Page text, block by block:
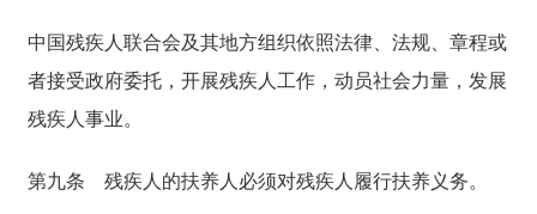
中国残疾人联合会及其地方组织依照法律、法规、章程或
者接受政府委托，开展残疾人工作，动员社会力量，发展
残疾人事业。
第九条 残疾人的扶养人必须对残疾人履行扶养义务。